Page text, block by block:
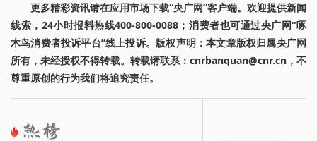
更多精彩资讯请在应用市场下载“央广网”客户端。欢迎提供新闻
线索，24小时报料热线400-800-0088；消费者也可通过央广网“啄
木鸟消费者投诉平台”线上投诉。版权声明：本文章版权归属央广网
所有，未经授权不得转载。转载请联系：cnrbanquan@cnr.cn，不
尊重原创的行为我们将追究责任。